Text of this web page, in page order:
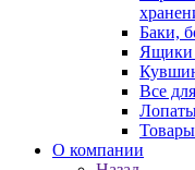
Баки,
Ящики
Все
О компании